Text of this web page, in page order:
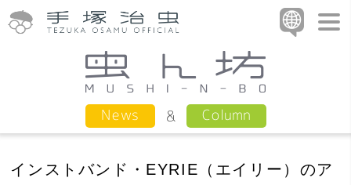
News Column
インストバンド・EYRIE（エイリー）のア